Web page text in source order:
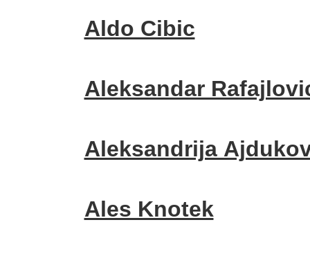
Aldo Cibic
Aleksandar
Aleksandrija
Ales Knotek